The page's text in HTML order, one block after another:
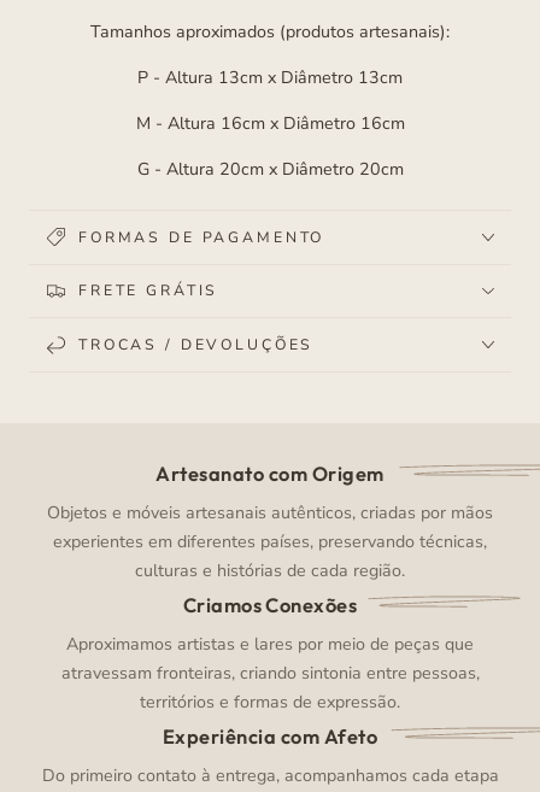
Tamanhos aproximados (produtos artesanais):
P - Altura 13cm x Diâmetro 13cm
M - Altura 16cm x Diâmetro 16cm
G - Altura 20cm x Diâmetro 20cm
FORMAS DE PAGAMENTO
FRETE GRÁTIS
TROCAS / DEVOLUÇÕES
Artesanato com Origem
Objetos e móveis artesanais autênticos, criadas por mãos
experientes em diferentes países, preservando técnicas,
culturas e histórias de cada região.
Criamos Conexões
Aproximamos artistas e lares por meio de peças que
atravessam fronteiras, criando sintonia entre pessoas,
territórios e formas de expressão.
Experiência com Afeto
Do primeiro contato à entrega, acompanhamos cada etapa